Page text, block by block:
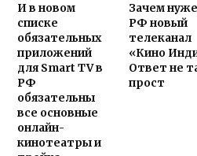
И в новом
списке
обязательных
приложений
для Smart TV в
РФ
обязательны
все основные
онлайн-
кинотеатры и
Зачем
РФ новый
телеканал
«Кино
Ответ не
прост